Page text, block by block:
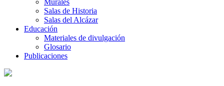
Murales
Salas de Historia
Salas del Alcázar
Educación
Materiales de divulgación
Glosario
Publicaciones